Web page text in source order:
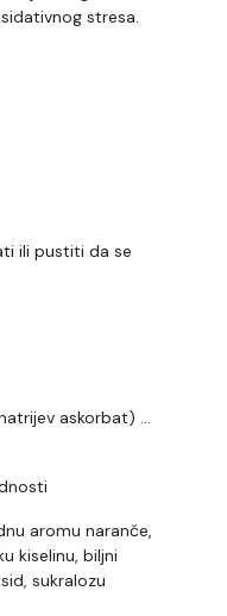
stresa.
ili pustiti da se
askorbat) ...
aromu naranče,
kiselinu, biljni
sukralozu